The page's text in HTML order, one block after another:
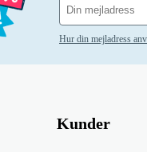
Hur din mejladress
Kunder